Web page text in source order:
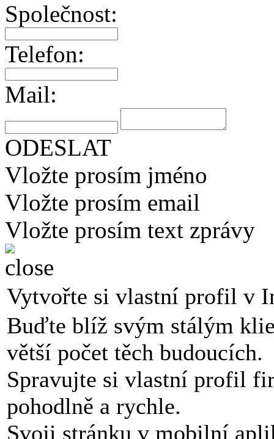
Společnost:
Telefon:
Mail:
ODESLAT
Vložte prosím jméno
Vložte prosím email
Vložte prosím text zprávy
Vytvořte si vlastní profil v
Buďte blíž svým stálým
větší počet těch budoucích.
Spravujte si vlastní profil
pohodlně a rychle.
Svoji stránku v mobilní